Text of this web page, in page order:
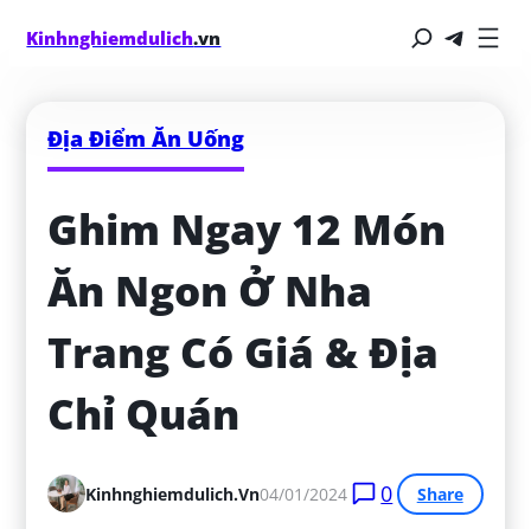
Kinhnghiemdulich.vn
Địa Điểm Ăn Uống
Ghim Ngay 12 Món
Ăn Ngon Ở Nha
Trang Có Giá & Địa
Chỉ Quán
Kinhnghiemdulich.vn04/01/2024 0 Share